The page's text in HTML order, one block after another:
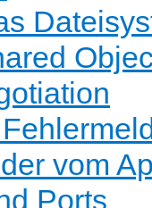
vom
Ports